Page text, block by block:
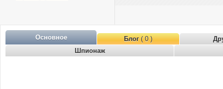
Основное Блог( 0 )
Шпионаж